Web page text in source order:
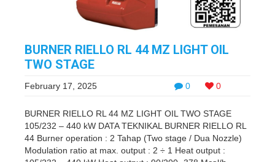
BURNER RIELLO RL 44 MZ LIGHT OIL
TWO STAGE
0 0
February 17, 2025
BURNER RIELLO RL 44 MZ LIGHT OIL TWO STAGE
105/232 – 440 kW DATA TEKNIKAL BURNER RIELLO RL
44 Burner operation : 2 Tahap (Two stage / Dua Nozzle)
Modulation ratio at max. output : 2 ÷ 1 Heat output :